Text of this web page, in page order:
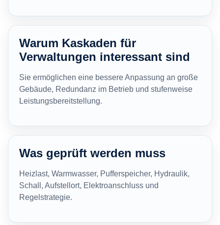
Warum Kaskaden für
Verwaltungen interessant sind
Sie ermöglichen eine bessere Anpassung an große
Gebäude, Redundanz im Betrieb und stufenweise
Leistungsbereitstellung.
Was geprüft werden muss
Heizlast, Warmwasser, Pufferspeicher, Hydraulik,
Schall, Aufstellort, Elektroanschluss und
Regelstrategie.